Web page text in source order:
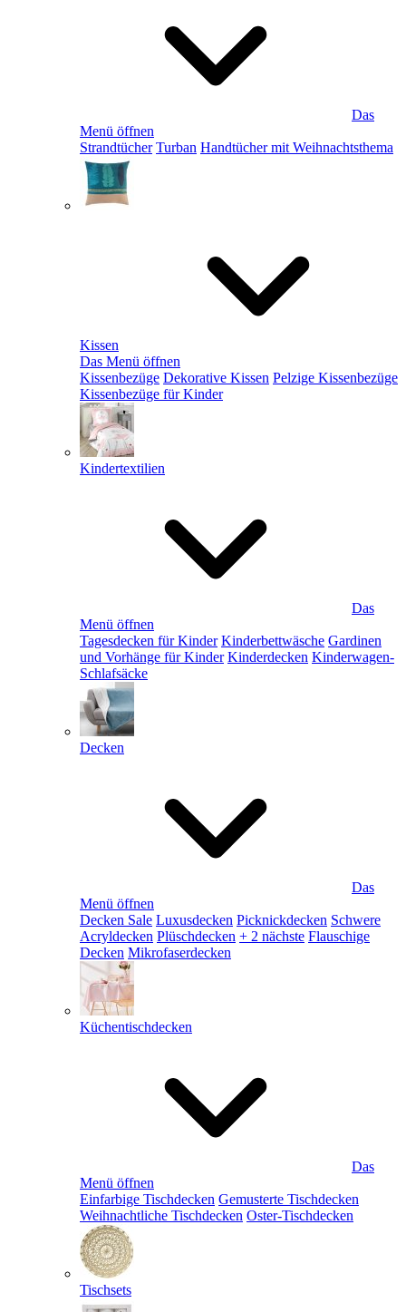
Das
Menü öffnen
Strandtücher Turban Handtücher mit Weihnachtsthema
Kissen
Das Menü öffnen
Kissenbezüge Dekorative Kissen Pelzige Kissenbezüge
Kissenbezüge für Kinder
Kindertextilien
Das
Menü öffnen
Tagesdecken für Kinder Kinderbettwäsche Gardinen
und Vorhänge für Kinder Kinderdecken Kinderwagen-
Schlafsäcke
Decken
Das
Menü öffnen
Decken Sale Luxusdecken Picknickdecken Schwere
Acryldecken Plüschdecken + 2 nächste Flauschige
Decken Mikrofaserdecken
Küchentischdecken
Das
Menü öffnen
Einfarbige Tischdecken Gemusterte Tischdecken
Weihnachtliche Tischdecken Oster-Tischdecken
Tischsets